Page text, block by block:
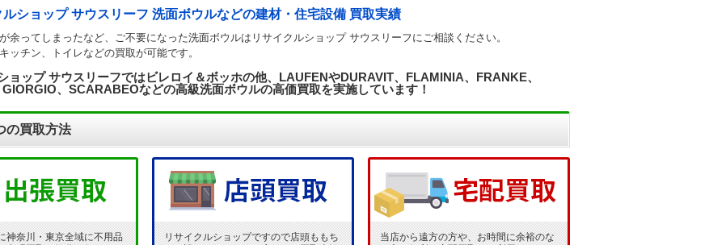
ルショップ サウスリーフ 洗面ボウルなどの建材・住宅設備 買取実績
余ってしまったなど、ご不要になった洗面ボウルはリサイクルショップ サウスリーフにご相談ください。
ッチン、トイレなどの買取が可能です。
ョップ サウスリーフではビレロイ＆ボッホの他、LAUFENやDURAVIT、FLAMINIA、FRANKE、
、SCARABEOなどの高級洗面ボウルの高価買取を実施しています！
の買取方法
神奈川・東京全域に不用品
リサイクルショップですので店頭ももち
当店から遠方の方や、お時間に余裕のな